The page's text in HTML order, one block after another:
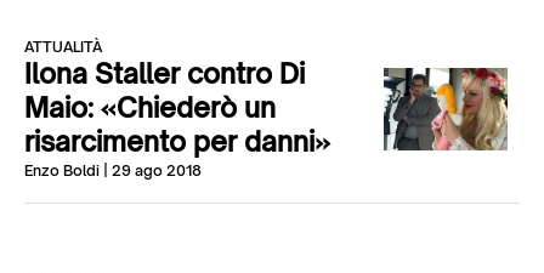
ATTUALITÀ
Ilona Staller contro Di
Maio: «Chiederò un
risarcimento per danni»
Enzo Boldi | 29 ago 2018